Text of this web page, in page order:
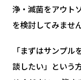
浄・滅菌をアウト
を検討してみませ
「まずはサンプ
談したい」という